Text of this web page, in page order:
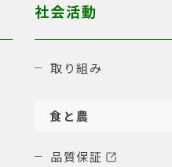
社会活動
取り組み
食と農
品質保証